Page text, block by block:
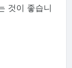
것이 좋습니